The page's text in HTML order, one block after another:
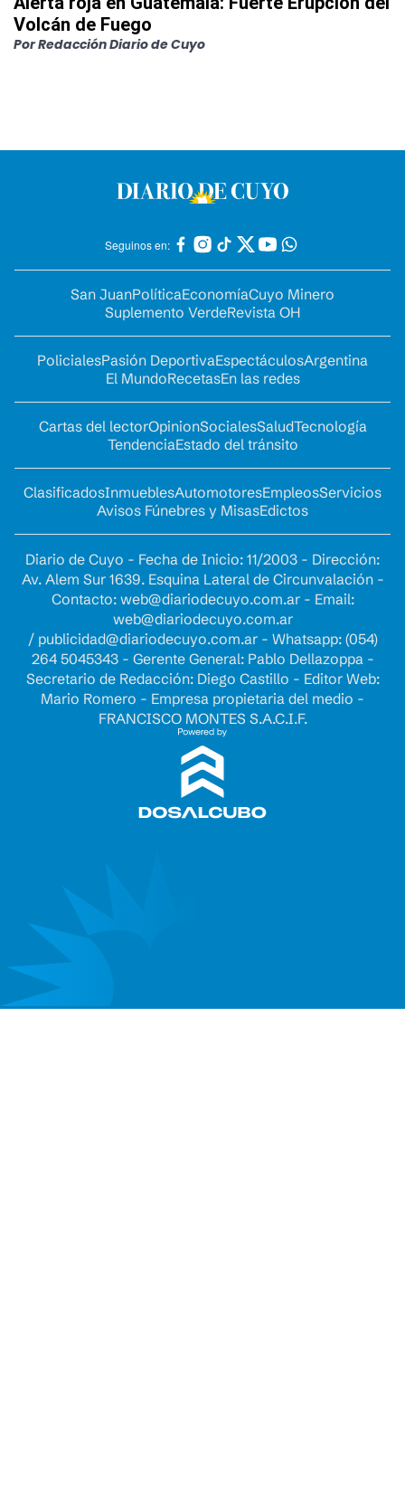
Volcán de Fuego
PorRedacción Diario de Cuyo
Seguinos en:
San JuanPolíticaEconomíaCuyo Minero
Suplemento VerdeRevista OH
PolicialesPasión DeportivaEspectáculosArgentina
El MundoRecetasEn las redes
Cartas del lectorOpinionSocialesSaludTecnología
TendenciaEstado del tránsito
ClasificadosInmueblesAutomotoresEmpleosServicios
Avisos Fúnebres y MisasEdictos
Diario de Cuyo - Fecha de Inicio: 11/2003 - Dirección:
Av. Alem Sur 1639. Esquina Lateral de Circunvalación -
Contacto: web@diariodecuyo.com.ar- Email:
web@diariodecuyo.com.ar
/ publicidad@diariodecuyo.com.ar- Whatsapp: (054)
264 5045343 - Gerente General: Pablo Dellazoppa -
Secretario de Redacción: Diego Castillo - Editor Web:
Mario Romero - Empresa propietaria del medio -
FRANCISCO MONTES S.A.C.I.F.